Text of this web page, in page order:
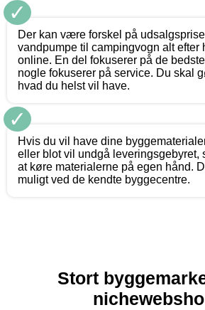
✓
Der kan være forskel på
vandpumpe til campingvogn alt efter
online. En del fokuserer på de
nogle fokuserer på service. Du skal
hvad du helst vil have.
✓
Hvis du vil have dine
eller blot vil undgå leveringsgebyret,
at køre materialerne på egen hånd.
muligt ved de kendte byggecentre.
Stort